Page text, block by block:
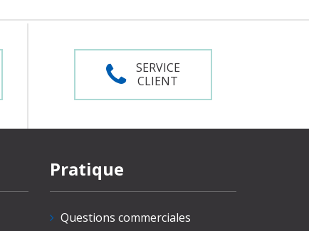
SERVICE
CLIENT
Pratique
Questions commerciales